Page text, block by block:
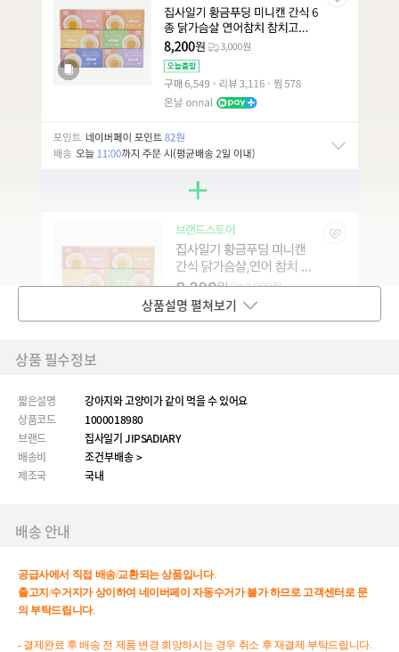
상품설명 펼쳐보기
상품 필수정보
짧은설명
강아지와 고양이가 같이 먹을 수 있어요
상품코드
1000018980
브랜드
집사일기 JIPSADIARY
배송비
조건부배송 >
제조국
국내
배송 안내
공급사에서 직접 배송/교환되는상품입니다.
출고지 /수거지가 상이하여 네이버페이 자동수거가 불가하므로고객센터로문
의 부탁드립니다.
- 결제완료 후 배송 전 제품 변경 희망하시는 경우 취소 후 재결제 부탁드립니다.